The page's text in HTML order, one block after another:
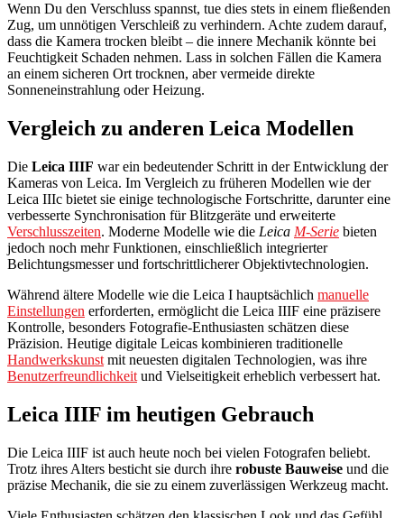
Wenn Du den Verschluss spannst, tue dies stets in einem fließenden
Zug, um unnötigen Verschleiß zu verhindern. Achte zudem darauf,
dass die Kamera trocken bleibt – die innere Mechanik könnte bei
Feuchtigkeit Schaden nehmen. Lass in solchen Fällen die Kamera
an einem sicheren Ort trocknen, aber vermeide direkte
Sonneneinstrahlung oder Heizung.
Vergleich zu anderen Leica Modellen
Die Leica IIIF war ein bedeutender Schritt in der Entwicklung der
Kameras von Leica. Im Vergleich zu früheren Modellen wie der
Leica IIIc bietet sie einige technologische Fortschritte, darunter eine
verbesserte Synchronisation für Blitzgeräte und erweiterte
Verschlusszeiten. Moderne Modelle wie die Leica M-Serie bieten
jedoch noch mehr Funktionen, einschließlich integrierter
Belichtungsmesser und fortschrittlicherer Objektivtechnologien.
Während ältere Modelle wie die Leica I hauptsächlich manuelle
Einstellungen erforderten, ermöglicht die Leica IIIF eine präzisere
Kontrolle, besonders Fotografie-Enthusiasten schätzen diese
Präzision. Heutige digitale Leicas kombinieren traditionelle
Handwerkskunst mit neuesten digitalen Technologien, was ihre
Benutzerfreundlichkeit und Vielseitigkeit erheblich verbessert hat.
Leica IIIF im heutigen Gebrauch
Die Leica IIIF ist auch heute noch bei vielen Fotografen beliebt.
Trotz ihres Alters besticht sie durch ihre robuste Bauweise und die
präzise Mechanik, die sie zu einem zuverlässigen Werkzeug macht.